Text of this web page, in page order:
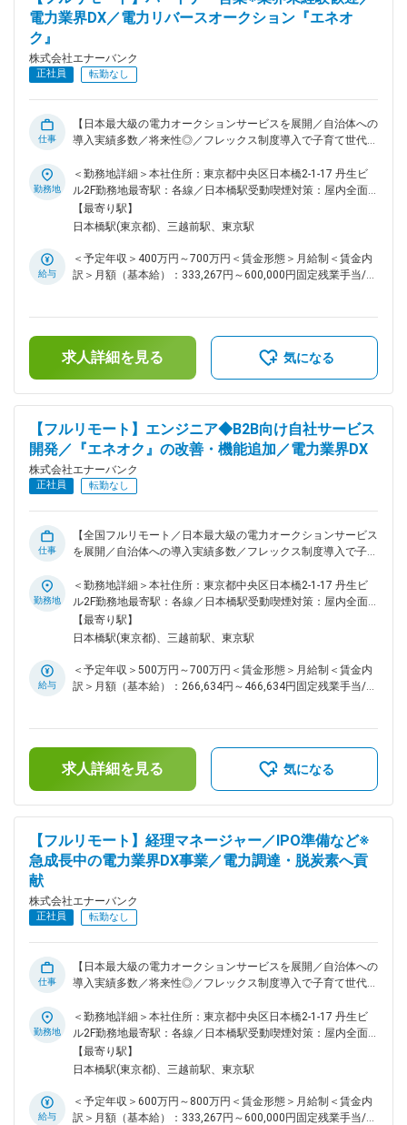
キュリティポリシーやルール・規程の整備 ・IT統制（J-
SOX）に関する体制構築／ドキュメント整備 ・システムアク
ィング： ・入社時に、ご希望と当社の期待値をすり合わせた
うえで取り組んでいただきます。 ・電力業界の知見を資料や
メンバー、取締役からインプット。業界知見がなくとも、早期
にキャッチアップ、独り立ちができる体制をとっています。
・OJT形式でフォローし、必要に応じ商談やプロジェクト同
席も可能です。 ■やりがい： ・組織成長／IPO準備が同時に進
なる運用にとどまらず、攻めのDXや業務変革もリードできま
す。 ・経営層や他部門と近い距離で、意思決定や施策実行の
スピードが早いです。 ・将来的に情シス／IT管理部門の立ち
上げやマネジメントも視野に入ります。 変更の範囲：会社の
定める業務
電力業界DX／電力リバースオークション『エネオ
ク』
株式会社エナーバンク
正社員 転勤なし
仕事
【日本最大級の電力オークションサービスを展開／自治体への
導入実績多数／将来性◎／フレックス制度導入で子育て世代活
の導入を促進するパートナーセールスを募集します。 脱炭素
が求められる流れの中で、電力調達に当社のエネオクを採用い
ただく自治体、民間企業様が急増しております。また、エネオ
クを通じて、自治体と民間企業による共同調達プロジェクトも
導く代理店セールスに挑戦してみませんか。 ■具体的な業務内
容： ◇当社におけるパートナー戦略の立案～実行 ◇当社パート
ク、今後のアクションプランを一緒に構築 ◇自治体企業、民間
企業の新規開拓 ◇顧客に電力状況を提示するための情報をヒア
リングし、資料化 ◇既存顧客、代理店へのフォロー ◇エネオク
導入が決定した企業に対する、電力調達までのカスタマーサク
ルスやプロジェクトに関わる各種資料作成 ◇ナレッジを体系化
し、チームスキルを平準化 ◇オペレーション各種の合理化、効
率化 ◇新規自治体の開拓、既存顧客のフォローアップ ■オンボ
ーディング： ◇入社時に、ご希望と弊社の期待値をすり合わせ
取り組んでいただきます。 ◇電力業界の知見を資料やメンバ
ー、取締役からインプット。業界知見がなくとも、早期にキャ
す。 ■募集背景： エネオクのPMFが完了し、自治体からの問合
せや導入が急増しており、また、自治体から民間企業との電力
まだ10名に満たず、案件が急拡大しているため、新たな仲間
をお迎えするべく募集となります。 変更の範囲：会社の定め
る業務
勤務地
＜勤務地詳細＞本社住所：東京都中央区日本橋2-1-17 丹生ビ
ル2F勤務地最寄駅：各線／日本橋駅受動喫煙対策：屋内全面
禁煙変更の範囲：会社の定める事業所（リモートワーク含む）
【最寄り駅】
日本橋駅(東京都)、三越前駅、東京駅
給与
＜予定年収＞400万円～700万円＜賃金形態＞月給制＜賃金内
訳＞月額（基本給）：333,267円～600,000円固定残業手当/
＜給与補足＞※現在年収を考慮しつつ、当社グレード制度を加
味して決定します。賃金はあくまでも目安の金額であり、選考
を通じて上下する可能性があります。月給(月額)は固定手当を
求人詳細を見る 気になる
【フルリモート】エンジニア◆B2B向け自社サービス
開発／『エネオク』の改善・機能追加／電力業界DX
株式会社エナーバンク
正社員 転勤なし
仕事
【全国フルリモート／日本最大級の電力オークションサービス
を展開／自治体への導入実績多数／フレックス制度導入で子育
ョン『エネオク』の改善・機能追加の開発業務に取り組んでい
ただきます。また、今後プロダクト化が予定されている『エネ
オク』以外のサービスの開発にも携わっていただきます。ご本
人の適正や希望に応じて、フロントエンドもしくはバックエン
ド＞ ビジネスサイドとの要件定義 フロントエンドと連携した
API設計および開発（AWS Lambda x Node.js） データベース
よび分析 データ分析基盤(DWH)の設計、構築 ＜フロントエン
ド＞ ビジネスサイドとの要件定義 画面情報設計、UI設計 フロ
ントエンド開発（Vue.js／今後Reactへの移行を検討中） 障害
対応 ドキュメント整備 アーキテクチャー改善 ログの分析を通
ョンを行っています。 ■入社後のサポート ・CTOとリードエ
ンジニアが独り立ちできるまで丁寧に業務フォローを行います
（3カ月程度を想定）。 ・OJT形式でフォローし、軽めの開発
から取り組んでいただけるようサポートします。 ・開発進捗
きる仕事をお任せします。 フルリモート環境ですが、年に1回
の社員総会や自主的な打ち上げ等で全国各地の社員と交流する
機会があります。 ■業務のやりがい ・コアメンバーとして主
力サービスの開発に携われるため、技術力を存分に発揮できる
環境です。フロントエンド、バックエンド、インフラ、データ
分析など、すべての領域に携わることができます。 ・電力業
ービスに直接反映されるので、開発内容に対する反響や手応え
を実感できます。 ・特許を持ったシステム・プロダクトを活
用して、レガシーな環境を変化させる面白さを味わえます。
変更の範囲：会社の定める業務
勤務地
＜勤務地詳細＞本社住所：東京都中央区日本橋2-1-17 丹生ビ
ル2F勤務地最寄駅：各線／日本橋駅受動喫煙対策：屋内全面
禁煙変更の範囲：会社の定める事業所（リモートワーク含む）
【最寄り駅】
日本橋駅(東京都)、三越前駅、東京駅
給与
＜予定年収＞500万円～700万円＜賃金形態＞月給制＜賃金内
訳＞月額（基本給）：266,634円～466,634円固定残業手当/
＜給与補足＞※現在年収を考慮しつつ、当社グレード制度を加
味して決定します。賃金はあくまでも目安の金額であり、選考
を通じて上下する可能性があります。月給(月額)は固定手当を
求人詳細を見る 気になる
【フルリモート】経理マネージャー／IPO準備など※
急成長中の電力業界DX事業／電力調達・脱炭素へ貢
献
株式会社エナーバンク
正社員 転勤なし
仕事
【日本最大級の電力オークションサービスを展開／自治体への
導入実績多数／将来性◎／フレックス制度導入で子育て世代活
ら採用されることで公平公正のブランディングのもと、プロダ
クト・サービスのPMF完了に伴い事業がスケールしておりま
す。T2D3に沿って事業が推進され、IPO準備期間に入り、経
理体制強化のため経理マネージャーをお迎えすることとなりま
メントするだけでなく、プレーイングマネージャーとして実務
にも携わり、スピード感を持った対応と積極的な改善提案で、
勤務地
＜勤務地詳細＞本社住所：東京都中央区日本橋2-1-17 丹生ビ
ル2F勤務地最寄駅：各線／日本橋駅受動喫煙対策：屋内全面
禁煙変更の範囲：会社の定める事業所（リモートワーク含む）
【最寄り駅】
日本橋駅(東京都)、三越前駅、東京駅
給与
＜予定年収＞600万円～800万円＜賃金形態＞月給制＜賃金内
訳＞月額（基本給）：333,267円～600,000円固定残業手当/